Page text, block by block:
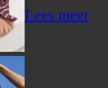
Lees meer